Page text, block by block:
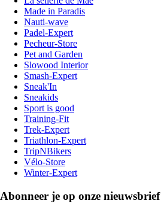
Made in Paradis
Nauti-wave
Padel-Expert
Pecheur-Store
Pet and Garden
Slowood Interior
Smash-Expert
Sneak'In
Sneakids
Sport is good
Training-Fit
Trek-Expert
Triathlon-Expert
TripNBikers
Vélo-Store
Winter-Expert
Abonneer je op onze nieuwsbrief